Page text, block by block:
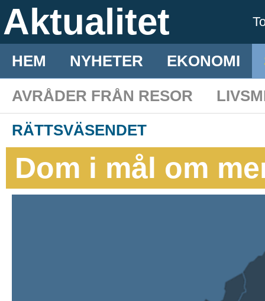
Aktualitet
HEM NYHETER EKONOMI
AVRÅDER FRÅN RESOR
RÄTTSVÄSENDET
Dom i mål om